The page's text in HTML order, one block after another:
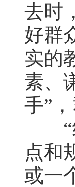
去时
好群
实的
素、
手”
“练
点和
或一